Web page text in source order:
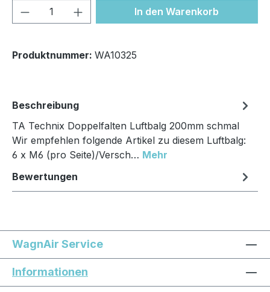
Produkt Anzahl: Gib denIn den Warenkorb
Produktnummer: WA10325
Beschreibung
TA Technix Doppelfalten Luftbalg 200mm schmal
Wir empfehlen folgende Artikel zu diesem Luftbalg:
6 x M6 (pro Seite)/Versch… Mehr
Bewertungen
WagnAir Service
Informationen